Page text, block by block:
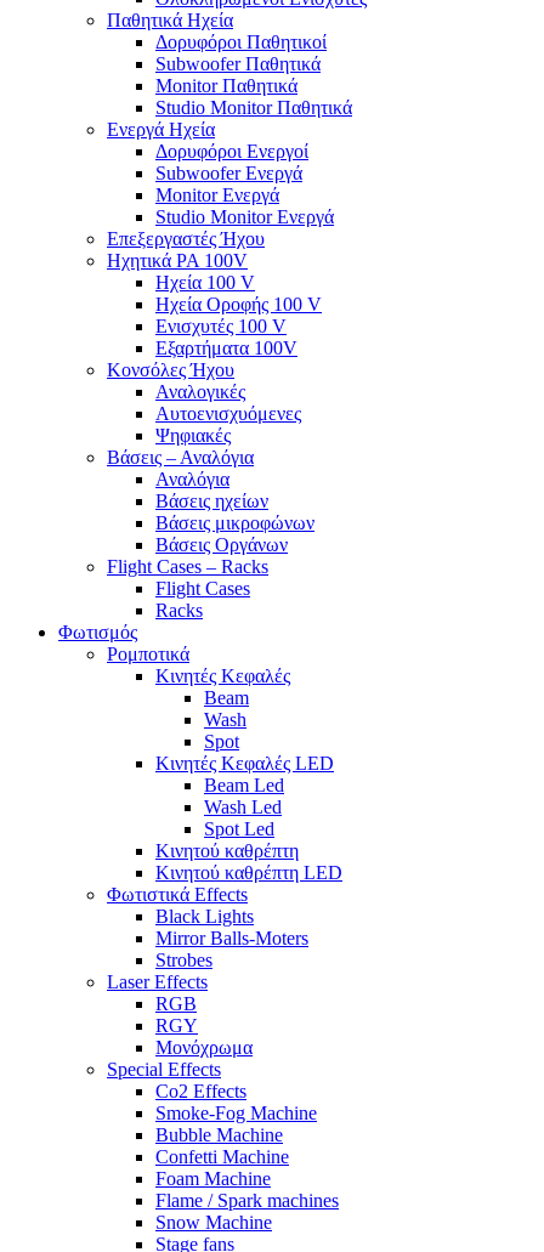
Παθητικά Ηχεία
Δορυφόροι Παθητικοί
Subwoofer Παθητικά
Monitor Παθητικά
Studio Monitor Παθητικά
Ενεργά Ηχεία
Δορυφόροι Ενεργοί
Subwoofer Ενεργά
Monitor Ενεργά
Studio Monitor Ενεργά
Επεξεργαστές Ήχου
Ηχητικά PA 100V
Ηχεία 100 V
Ηχεία Οροφής 100 V
Ενισχυτές 100 V
Εξαρτήματα 100V
Κονσόλες Ήχου
Αναλογικές
Αυτοενισχυόμενες
Ψηφιακές
Βάσεις – Αναλόγια
Αναλόγια
Βάσεις ηχείων
Βάσεις μικροφώνων
Βάσεις Οργάνων
Flight Cases – Racks
Flight Cases
Racks
Φωτισμός
Ρομποτικά
Κινητές Κεφαλές
Beam
Wash
Spot
Κινητές Κεφαλές LED
Beam Led
Wash Led
Spot Led
Κινητού καθρέπτη
Κινητού καθρέπτη LED
Φωτιστικά Effects
Black Lights
Mirror Balls-Moters
Strobes
Laser Effects
RGB
RGY
Μονόχρωμα
Special Effects
Co2 Effects
Smoke-Fog Machine
Bubble Machine
Confetti Machine
Foam Machine
Flame / Spark machines
Snow Machine
Stage fans